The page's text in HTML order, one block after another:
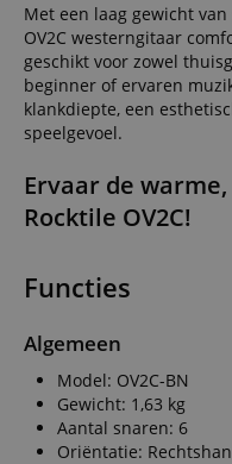
Met een laag gewicht
OV2C westerngitaar
geschikt voor zowel
beginner of ervaren
klankdiepte, een
speelgevoel.
Ervaar de
Rocktile OV2C!
Functies
Algemeen
Model: OV2C-BN
Gewicht: 1,63 kg
Aantal snaren: 6
Oriëntatie: